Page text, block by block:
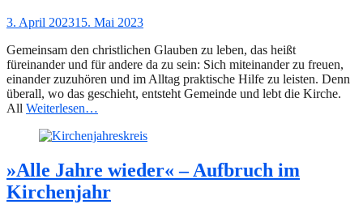
Gepostet
3. April 202315. Mai 2023
Gemeinsam den christlichen Glauben zu leben, das heißt
füreinander und für andere da zu sein: Sich miteinander zu freuen,
einander zuzuhören und im Alltag praktische Hilfe zu leisten. Denn
überall, wo das geschieht, entsteht Gemeinde und lebt die Kirche.
All Weiterlesen…
»Alle Jahre wieder« – Aufbruch im
Kirchenjahr